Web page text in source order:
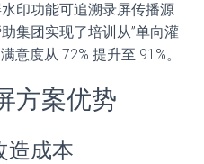
印功能可追溯录屏传播源
集团实现了培训从”单向灌
意度从 72% 提升至 91%。
方案优势
造成本